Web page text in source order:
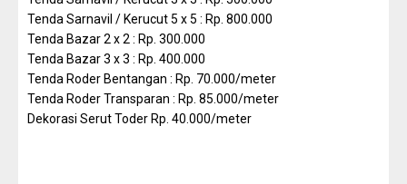
Tenda Sarnavil / Kerucut 5 x 5 : Rp. 800.000
Tenda Bazar 2 x 2 : Rp. 300.000
Tenda Bazar 3 x 3 : Rp. 400.000
Tenda Roder Bentangan : Rp. 70.000/meter
Tenda Roder Transparan : Rp. 85.000/meter
Dekorasi Serut Toder Rp. 40.000/meter